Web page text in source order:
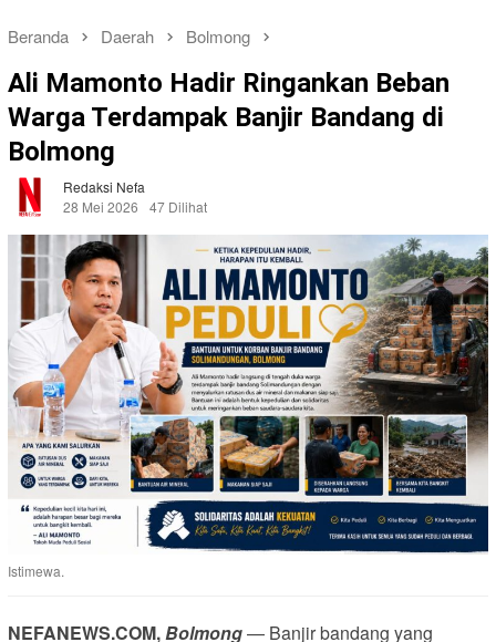
Beranda Daerah Bolmong
Ali Mamonto Hadir Ringankan Beban
Warga Terdampak Banjir Bandang di
Bolmong
Redaksi Nefa
28 Mei 2026
47 Dilihat
Istimewa.
NEFANEWS.COM,Bolmong— Banjir bandang yang